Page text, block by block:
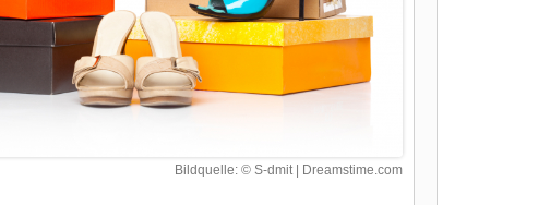
Bildquelle: © S-dmit | Dreamstime.com